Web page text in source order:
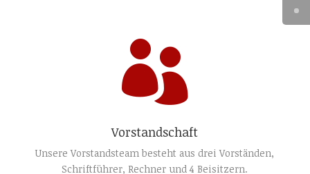

Vorstandschaft
Unsere Vorstandsteam besteht aus drei Vorständen,
Schriftführer, Rechner und 4 Beisitzern.